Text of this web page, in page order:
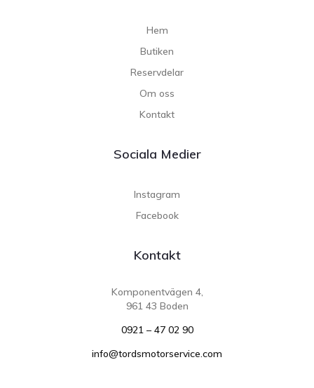
Hem
Butiken
Reservdelar
Om oss
Kontakt
Sociala Medier
Instagram
Facebook
Kontakt
Komponentvägen 4,
961 43 Boden
0921 – 47 02 90
info@tordsmotorservice.com